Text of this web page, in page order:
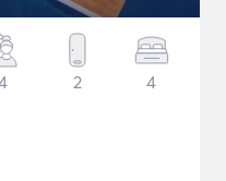
2 4